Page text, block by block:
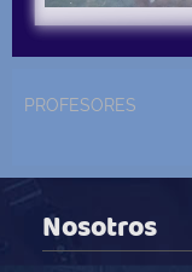
PROFESORES
Nosotros